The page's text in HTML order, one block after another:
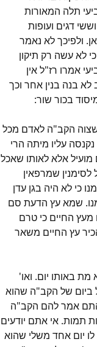
תלה המאורות
דגים ועופות
ולפיכך לא נאמר
לא עשה רק תיקון
אמרו רז"ל אין
לא בנה בנין אחר וכך
בכור שור:
הקב"ה לאדם מכל
עליו מיתה הרי
מועיל אלא לאותו שאכל
שמרפאין
כי לא היה בגן עדן
שמא עץ הדעת סם
החיים כי טרם
עץ החיים משאר
באותו יום. ואו'
ביום של הקב"ה שהוא
אמר להם הקב"ה
תמות. אי אתם יודעים
יום אחד משלי שהוא